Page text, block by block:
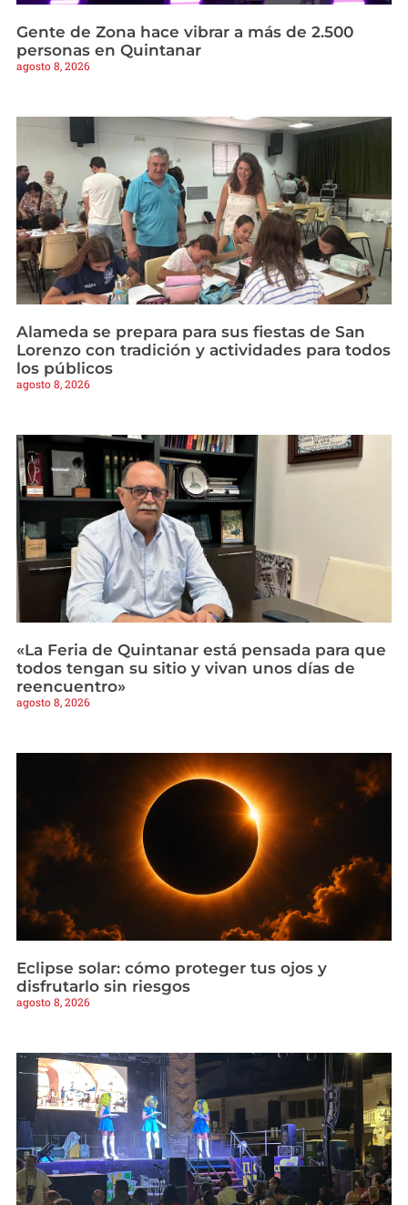
Gente de Zona hace vibrar a más de 2.500
personas en Quintanar
agosto 8, 2026
Alameda se prepara para sus fiestas de San
Lorenzo con tradición y actividades para todos
los públicos
agosto 8, 2026
«La Feria de Quintanar está pensada para que
todos tengan su sitio y vivan unos días de
reencuentro»
agosto 8, 2026
Eclipse solar: cómo proteger tus ojos y
disfrutarlo sin riesgos
agosto 8, 2026